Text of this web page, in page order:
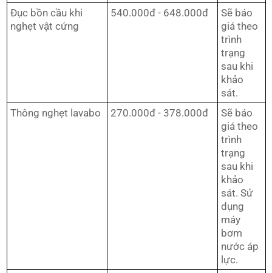
Đục bồn cầu khi
nghẹt vật cứng
540.000đ - 648.000đ
Sẽ báo
giá theo
trình
trạng
sau khi
khảo
sát.
Thông nghẹt lavabo
270.000đ - 378.000đ
Sẽ báo
giá theo
trình
trạng
sau khi
khảo
sát. Sử
dụng
máy
bơm
nước áp
lực.